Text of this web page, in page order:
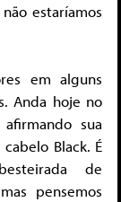
estaríamos
em alguns
Anda hoje no
sua
Black. É
de
pensemos